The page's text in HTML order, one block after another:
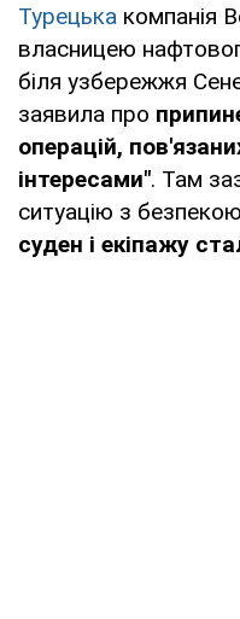
Турецька компанія
власницею
біля узбережжя
заявила про
операцій,
інтересами". Там
ситуацію з безпекою
суден і екіпажу